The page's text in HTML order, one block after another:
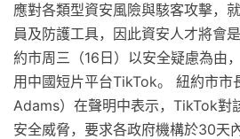
應對各類型資安風險與駭客攻擊，
員及防護工具，因此資安人才將會
約市周三（16日）以安全疑慮為由
用中國短片平台TikTok。 紐約市市
Adams）在聲明中表示，TikTok對
安全威脅，要求各政府機構於30天